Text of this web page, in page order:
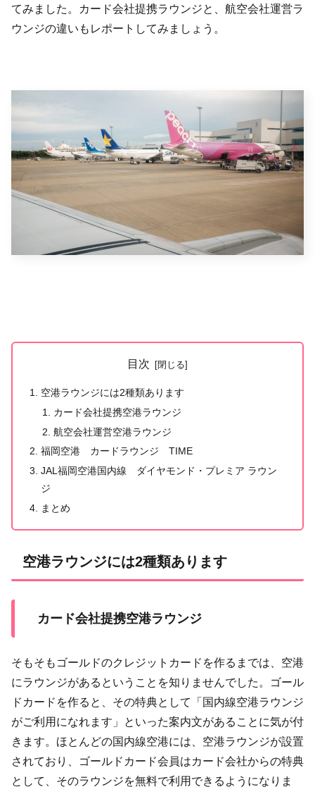
てみました。カード会社提携ラウンジと、航空会社運営ラ
ウンジの違いもレポートしてみましょう。
目次
空港ラウンジには2種類あります
カード会社提携空港ラウンジ
航空会社運営空港ラウンジ
福岡空港 カードラウンジ TIME
JAL福岡空港国内線 ダイヤモンド・プレミア ラウン
ジ
まとめ
空港ラウンジには2種類あります
カード会社提携空港ラウンジ
そもそもゴールドのクレジットカードを作るまでは、空港
にラウンジがあるということを知りませんでした。ゴール
ドカードを作ると、その特典として「国内線空港ラウンジ
がご利用になれます」といった案内文があることに気が付
きます。ほとんどの国内線空港には、空港ラウンジが設置
されており、ゴールドカード会員はカード会社からの特典
として、そのラウンジを無料で利用できるようになりま